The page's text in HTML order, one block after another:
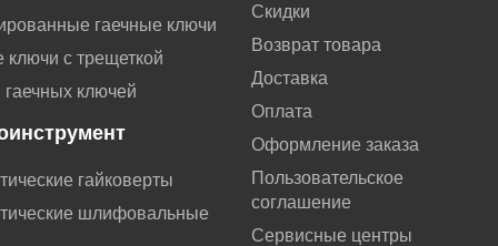
гаечные ключи
ключи с трещеткой
ключей
гайковерты
шлифовальные
Скидки
Возврат товара
Доставка
Оплата
Оформление заказа
Пользовательское
соглашение
Сервисные центры